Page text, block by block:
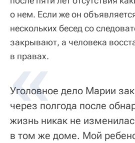
о нем. Если же он
нескольких бесед со
закрывают, а человека
в правах.
Уголовное дело Марии
через полгода после
жизнь никак не
в том же доме. Мой